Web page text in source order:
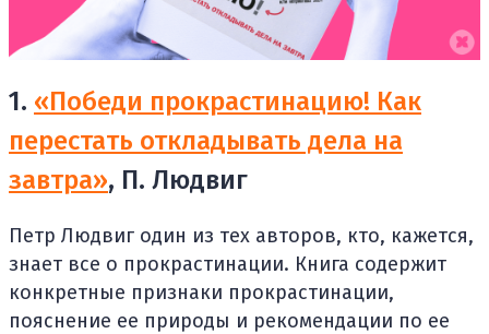
1. «Победи прокрастинацию! Как
перестать откладывать дела на
завтра», П. Людвиг
Петр Людвиг один из тех авторов, кто, кажется,
знает все о прокрастинации. Книга содержит
конкретные признаки прокрастинации,
пояснение ее природы и рекомендации по ее